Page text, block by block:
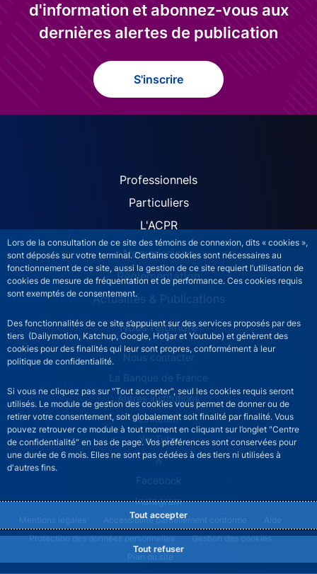
Lors de la consultation de ce site des témoins de connexion, dits « cookies »,
sont déposés sur votre terminal. Certains cookies sont nécessaires au
fonctionnement de ce site, aussi la gestion de ce site requiert l’utilisation de
cookies de mesure de fréquentation et de performance. Ces cookies requis
sont exemptés de consentement.
Des fonctionnalités de ce site s’appuient sur des services proposés par des
tiers (Dailymotion, Katchup, Google, Hotjar et Youtube) et génèrent des
cookies pour des finalités qui leur sont propres, conformément à leur
politique de confidentialité.
Si vous ne cliquez pas sur "Tout accepter", seul les cookies requis seront
utilisés. Le module de gestion des cookies vous permet de donner ou de
retirer votre consentement, soit globalement soit finalité par finalité. Vous
pouvez retrouver ce module à tout moment en cliquant sur l’onglet "Centre
de confidentialité" en bas de page. Vos préférences sont conservées pour
une durée de 6 mois. Elles ne sont pas cédées à des tiers ni utilisées à
d'autres fins.
Tout accepter
Tout refuser
d'information et abonnez-vous aux
dernières alertes de publication
S'inscrire
ACPR site navigation
Professionnels
Particuliers
L'ACPR
Nos missions
Réglementation
Actualités & Publications
Nous rejoindre
ACPR footer secondary menu (French)
Nous contacter
La Banque de France
Autres institutions
LinkedIn
YouTube
X
Facebook
Instagram
ACPR footer legal notice menu
Mentions légales Accessibilité partiellement conforme
Aide
Protection des données personnelles
Gestion des cookies
Plan du site